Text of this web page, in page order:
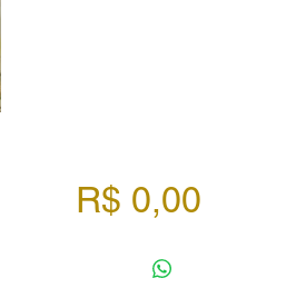
R$ 0,00